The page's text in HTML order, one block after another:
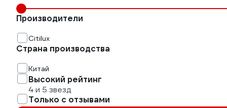
Производители
Citilux
Страна производства
Китай
Высокий рейтинг
4 и 5 звезд
Только с отзывами